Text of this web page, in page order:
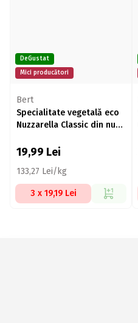
DeGustat
Mici producători
Bert
Specialitate vegetală eco
Nuzzarella Classic din nuci
19,99 Lei
133,27 Lei/kg
3 x 19,19 Lei